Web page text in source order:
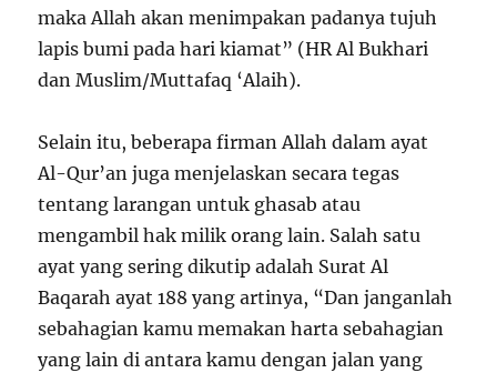
maka Allah akan menimpakan padanya tujuh
lapis bumi pada hari kiamat” (HR Al Bukhari
dan Muslim/Muttafaq ‘Alaih).
Selain itu, beberapa firman Allah dalam ayat
Al-Qur’an juga menjelaskan secara tegas
tentang larangan untuk ghasab atau
mengambil hak milik orang lain. Salah satu
ayat yang sering dikutip adalah Surat Al
Baqarah ayat 188 yang artinya, “Dan janganlah
sebahagian kamu memakan harta sebahagian
yang lain di antara kamu dengan jalan yang